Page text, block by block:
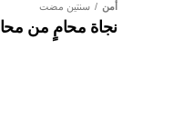
أمن سنتين مضت
نجاة محامٍ من